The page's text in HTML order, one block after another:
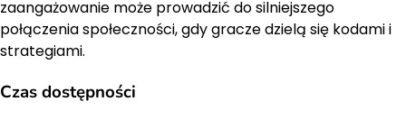
zaangażowanie może prowadzić do silniejszego
połączenia społeczności, gdy gracze dzielą się kodami i
strategiami.
Czas dostępności